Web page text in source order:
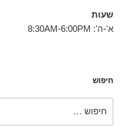
שעות
א'-ה': 8:30AM-6:00PM
חיפוש